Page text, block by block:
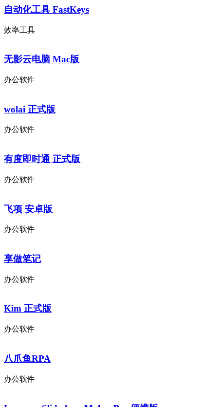
自动化工具 FastKeys
效率工具
无影云电脑 Mac版
办公软件
wolai 正式版
办公软件
有度即时通 正式版
办公软件
飞项 安卓版
办公软件
享做笔记
办公软件
Kim 正式版
办公软件
八爪鱼RPA
办公软件